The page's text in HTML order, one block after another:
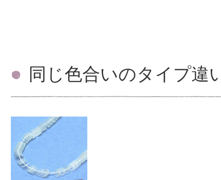
同じ色合いのタイプ違